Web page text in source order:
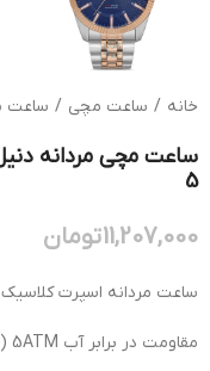
خانه / ساعت مچی / ساعت
5
11,207,000تومان
ساعت مردانه اسپرت
مقاومت در برابر آب 5ATM (50 متر)